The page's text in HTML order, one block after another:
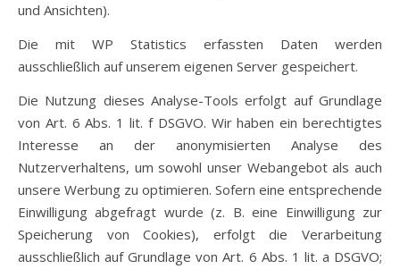
und Ansichten).
Die mit WP Statistics erfassten Daten werden
ausschließlich auf unserem eigenen Server gespeichert.
Die Nutzung dieses Analyse-Tools erfolgt auf Grundlage
von Art. 6 Abs. 1 lit. f DSGVO. Wir haben ein berechtigtes
Interesse an der anonymisierten Analyse des
Nutzerverhaltens, um sowohl unser Webangebot als auch
unsere Werbung zu optimieren. Sofern eine entsprechende
Einwilligung abgefragt wurde (z. B. eine Einwilligung zur
Speicherung von Cookies), erfolgt die Verarbeitung
ausschließlich auf Grundlage von Art. 6 Abs. 1 lit. a DSGVO;